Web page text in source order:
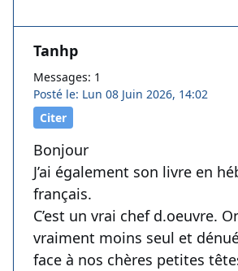
Tanhp
Messages: 1
Posté le: Lun 08 Juin 2026, 14:02
Citer
Bonjour
J’ai également son livre en
français.
C’est un vrai chef d.oeuvre.
vraiment moins seul et
face à nos chères petites